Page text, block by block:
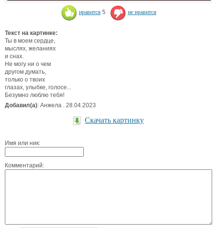
нравится 5 не нравится
Текст на картинке:
Ты в моем сердце,
мыслях, желаниях
и снах.
Не могу ни о чем
другом думать,
только о твоих
глазах, улыбке, голосе...
Безумно люблю тебя!
Добавил(а): Анжела . 28.04.2023
Скачать картинку
Имя или ник:
Комментарий: